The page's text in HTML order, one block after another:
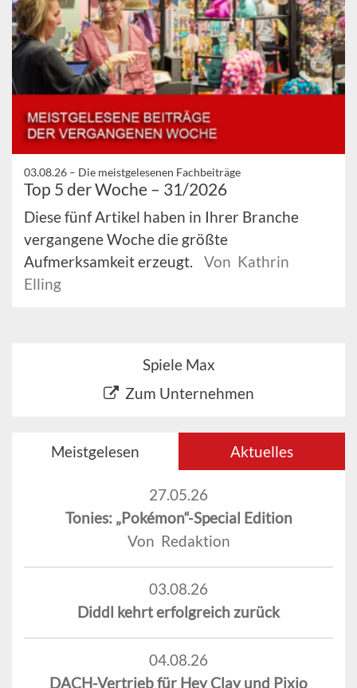
03.08.26 – Die meistgelesenen Fachbeiträge
Top 5 der Woche – 31/2026
Diese fünf Artikel haben in Ihrer Branche
vergangene Woche die größte
Aufmerksamkeit erzeugt.
Von Kathrin
Elling
Spiele Max
Zum Unternehmen
Meistgelesen Aktuelles
27.05.26
Tonies: „Pokémon“-Special Edition
Von Redaktion
03.08.26
Diddl kehrt erfolgreich zurück
04.08.26
DACH-Vertrieb für Hey Clay und Pixio